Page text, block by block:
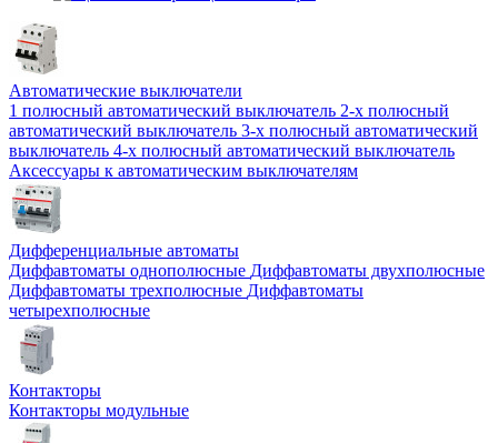
Автоматические выключатели
1 полюсный автоматический выключатель 2-х полюсный
автоматический выключатель 3-х полюсный автоматический
выключатель 4-х полюсный автоматический выключатель
Аксессуары к автоматическим выключателям
Дифференциальные автоматы
Диффавтоматы однополюсные Диффавтоматы двухполюсные
Диффавтоматы трехполюсные Диффавтоматы
четырехполюсные
Контакторы
Контакторы модульные